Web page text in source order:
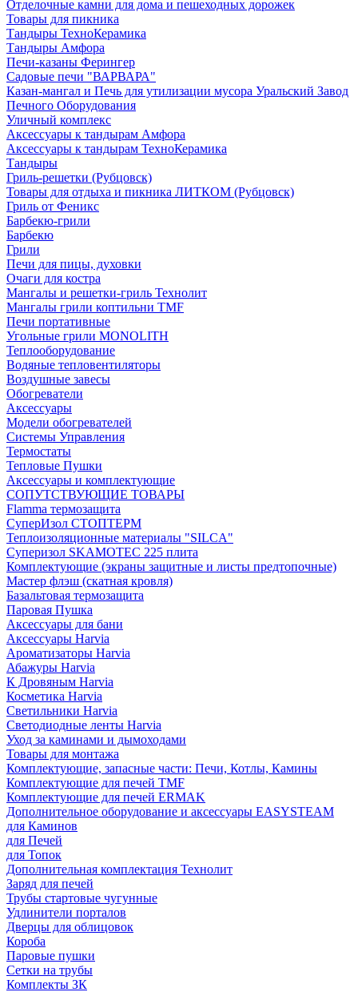
Отделочные камни для дома и пешеходных дорожек
Товары для пикника
Тандыры ТехноКерамика
Тандыры Амфора
Печи-казаны Ферингер
Садовые печи "ВАРВАРА"
Казан-мангал и Печь для утилизации мусора Уральский Завод
Печного Оборудования
Уличный комплекс
Аксессуары к тандырам Амфора
Аксессуары к тандырам ТехноКерамика
Тандыры
Гриль-решетки (Рубцовск)
Товары для отдыха и пикника ЛИТКОМ (Рубцовск)
Гриль от Феникс
Барбекю-грили
Барбекю
Грили
Печи для пицы, духовки
Очаги для костра
Мангалы и решетки-гриль Технолит
Мангалы грили коптильни TMF
Печи портативные
Угольные грили MONOLITH
Теплооборудование
Водяные тепловентиляторы
Воздушные завесы
Обогреватели
Аксессуары
Модели обогревателей
Системы Управления
Термостаты
Тепловые Пушки
Аксессуары и комплектующие
СОПУТСТВУЮЩИЕ ТОВАРЫ
Flamma термозащита
СуперИзол СТОПТЕРМ
Теплоизоляционные материалы "SILCA"
Суперизол SKAMOTEC 225 плита
Комплектующие (экраны защитные и листы предтопочные)
Мастер флэш (скатная кровля)
Базальтовая термозащита
Паровая Пушка
Аксессуары для бани
Аксессуары Harvia
Ароматизаторы Harvia
Абажуры Harvia
К Дровяным Harvia
Косметика Harvia
Светильники Harvia
Светодиодные ленты Harvia
Уход за каминами и дымоходами
Товары для монтажа
Комплектующие, запасные части: Печи, Котлы, Камины
Комплектующие для печей TMF
Комплектующие для печей ERMAK
Дополнительное оборудование и аксессуары EASYSTEAM
для Каминов
для Печей
для Топок
Дополнительная комплектация Технолит
Заряд для печей
Трубы стартовые чугунные
Удлинители порталов
Дверцы для облицовок
Короба
Паровые пушки
Сетки на трубы
Комплекты ЗК